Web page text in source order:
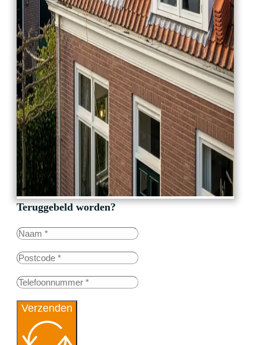
Teruggebeld worden?
Verzenden